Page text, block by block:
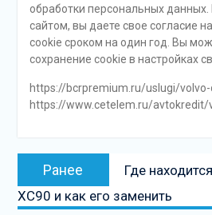
обработки персональных
сайтом, вы даете свое согласие
cookie сроком на один год. Вы
сохранение cookie в настройках
https://bcrpremium.ru/uslugi/
https://www.cetelem.ru/
Навигация
записям
Ранее
Предыдущая
запись:
Где
XC90 и как его заменить